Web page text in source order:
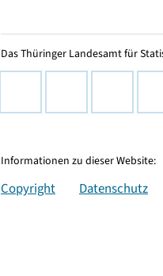
Das Thüringer Landesamt für
Informationen zu dieser Website:
Copyright Datenschutz